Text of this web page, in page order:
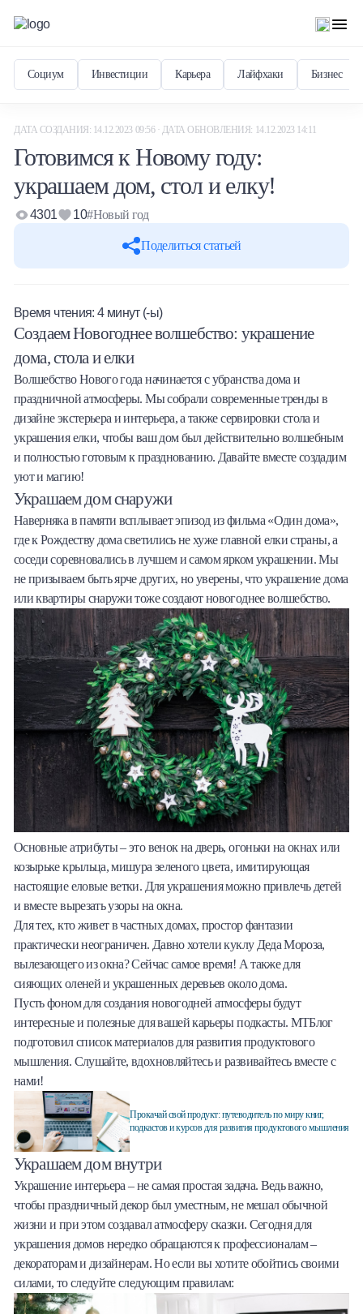
Социум Инвестиции Карьера Лайфхаки Бизнес
Халва
Онлайн-обменник
Премиальный сервис Prime Line
Мобильный банк MOBY
Потребительский кредит
Карта КАКТУС
Продукты для Бизнеса
ДАТА СОЗДАНИЯ: 14.12.2023 09:56 · ДАТА ОБНОВЛЕНИЯ: 14.12.2023 14:11
Готовимся к Новому году:
украшаем дом, стол и елку!
Поделиться статьей
4301 10#Новый год
Время чтения:4 минут (-ы)
Создаем Новогоднее волшебство: украшение
дома, стола и елки
Волшебство Нового года начинается с убранства дома и
праздничной атмосферы. Мы собрали современные тренды в
дизайне экстерьера и интерьера, а также сервировки стола и
украшения елки, чтобы ваш дом был действительно волшебным
и полностью готовым к празднованию. Давайте вместе создадим
уют и магию!
Украшаем дом снаружи
Наверняка в памяти всплывает эпизод из фильма «Один дома»,
где к Рождеству дома светились не хуже главной елки страны, а
соседи соревновались в лучшем и самом ярком украшении. Мы
не призываем быть ярче других, но уверены, что украшение дома
или квартиры снаружи тоже создают новогоднее волшебство.
Основные атрибуты – это венок на дверь, огоньки на окнах или
козырьке крыльца, мишура зеленого цвета, имитирующая
настоящие еловые ветки. Для украшения можно привлечь детей
и вместе вырезать узоры на окна.
Для тех, кто живет в частных домах, простор фантазии
практически неограничен. Давно хотели куклу Деда Мороза,
вылезающего из окна? Сейчас самое время! А также для
сияющих оленей и украшенных деревьев около дома.
Пусть фоном для создания новогодней атмосферы будут
интересные и полезные для вашей карьеры подкасты. МТБлог
подготовил список материалов для развития продуктового
мышления. Слушайте, вдохновляйтесь и развивайтесь вместе с
нами!
Прокачай свой продукт: путеводитель по миру книг,
подкастов и курсов для развития продуктового мышления
Украшаем дом внутри
Украшение интерьера – не самая простая задача. Ведь важно,
чтобы праздничный декор был уместным, не мешал обычной
жизни и при этом создавал атмосферу сказки. Сегодня для
украшения домов нередко обращаются к профессионалам –
декораторам и дизайнерам. Но если вы хотите обойтись своими
силами, то следуйте следующим правилам: